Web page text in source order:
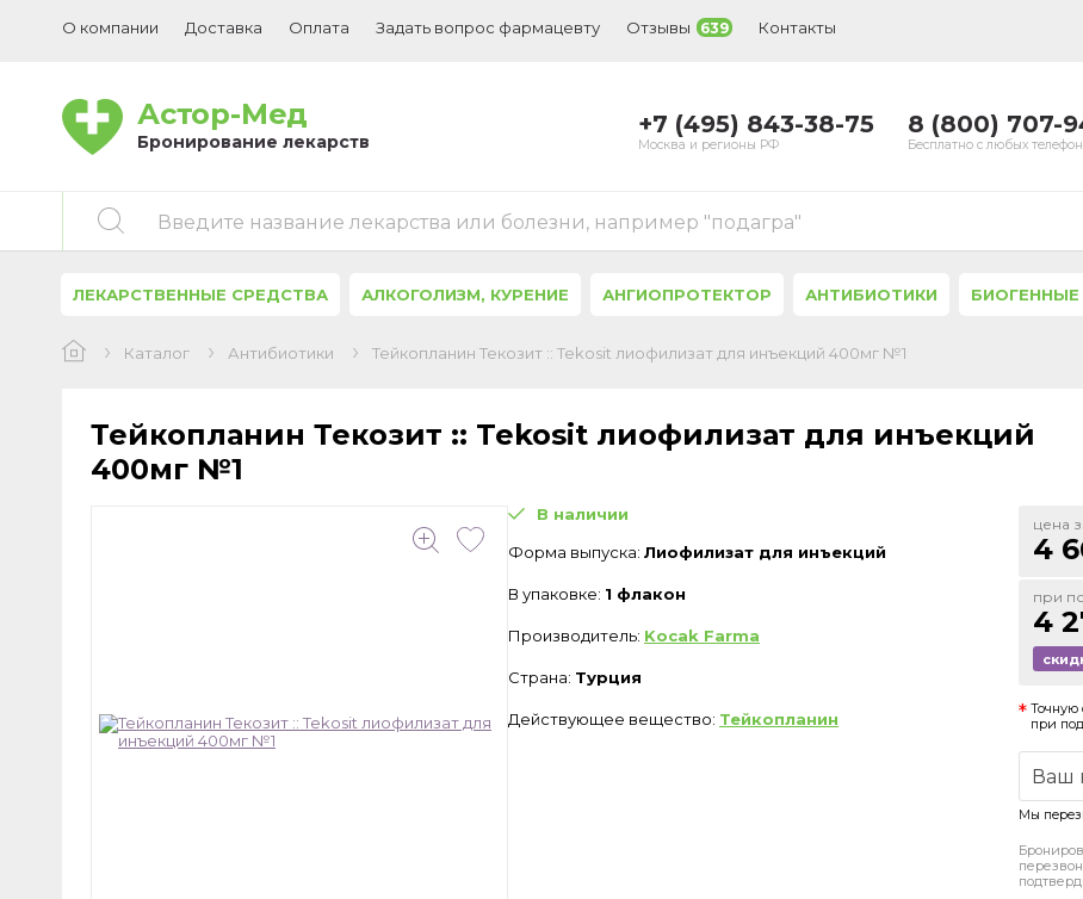
О компании Доставка Оплата Задать вопрос фармацевту Отзывы 639 Контакты
Астор-Мед
Бронирование лекарств
+7 (495) 843-38-75
Москва и регионы РФ
8 (800) 707-
Бесплатно с любых
Введите название лекарства или болезни, например "подагра"
ЛЕКАРСТВЕННЫЕ СРЕДСТВА АЛКОГОЛИЗМ, КУРЕНИЕ АНГИОПРОТЕКТОР АНТИБИОТИКИ
Каталог Антибиотики Тейкопланин Текозит :: Tekosit лиофилизат для инъекций 400мг №1
Тейкопланин Текозит :: Tekosit лиофилизат для инъекций
400мг №1
В наличии
Форма выпуска: Лиофилизат для инъекций
В упаковке: 1 флакон
Производитель: Kocak Farma
Страна: Турция
Действующее вещество: Тейкопланин
цена
4
при
4
Точную
при
Мы